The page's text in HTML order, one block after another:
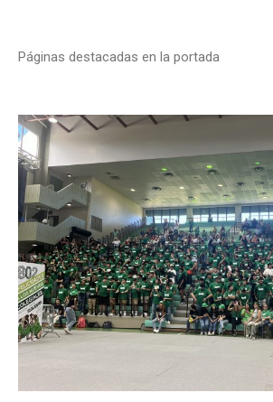
Páginas destacadas en la portada